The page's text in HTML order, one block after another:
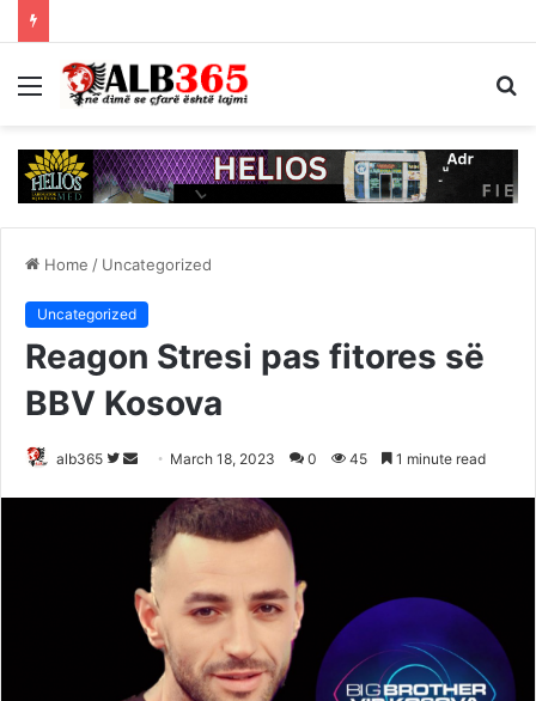
Menu
Home / Uncategorized
Uncategorized
Reagon Stresi pas fitores së
BBV Kosova
alb365
Follow
Twitter
Send
email
March 18, 2023 0 45 1 minute read